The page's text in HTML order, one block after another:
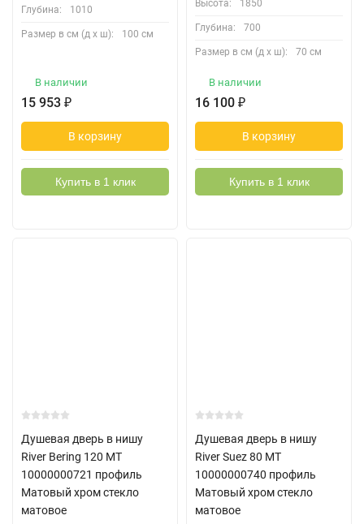
Глубина: 1010
Размер в см (д х ш): 100 см
В наличии
15 953 ₽
В корзину
Купить в 1 клик
Высота: 1850
Глубина: 700
Размер в см (д х ш): 70 см
В наличии
16 100 ₽
В корзину
Купить в 1 клик
Душевая дверь в нишу
River Bering 120 МТ
10000000721 профиль
Матовый хром стекло
матовое
Душевая дверь в нишу
River Suez 80 МТ
10000000740 профиль
Матовый хром стекло
матовое